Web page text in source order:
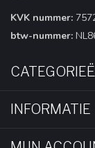
KVK nummer:
btw-nummer:
INFORMATIE